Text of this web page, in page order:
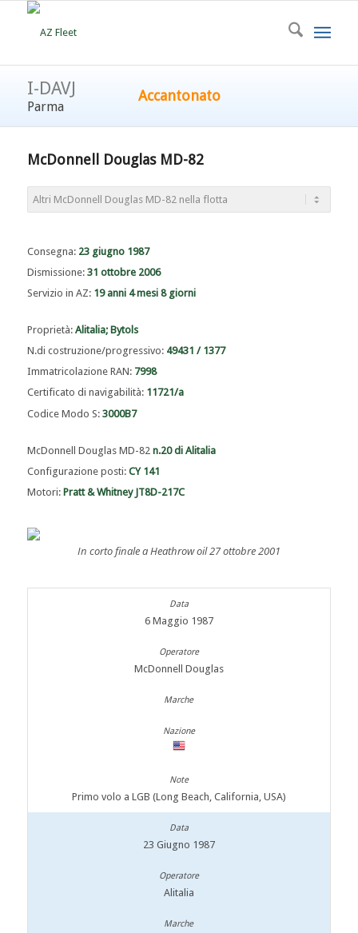
I-DAVJ
Parma
Accantonato
McDonnell Douglas MD-82
Consegna: 23 giugno 1987
Dismissione: 31 ottobre 2006
Servizio in AZ: 19 anni 4 mesi 8 giorni
Proprietà: Alitalia; Bytols
N.di costruzione/progressivo: 49431 / 1377
Immatricolazione RAN: 7998
Certificato di navigabilità: 11721/a
Codice Modo S: 3000B7
McDonnell Douglas MD-82 n.20 di Alitalia
Configurazione posti: CY 141
Motori: Pratt & Whitney JT8D-217C
In corto finale a Heathrow oil 27 ottobre 2001
6 Maggio 1987
McDonnell Douglas
Primo volo a LGB (Long Beach, California, USA)
23 Giugno 1987
Alitalia